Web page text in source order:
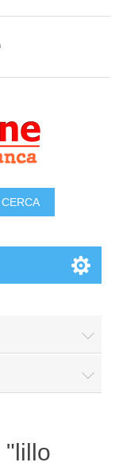
"lillo